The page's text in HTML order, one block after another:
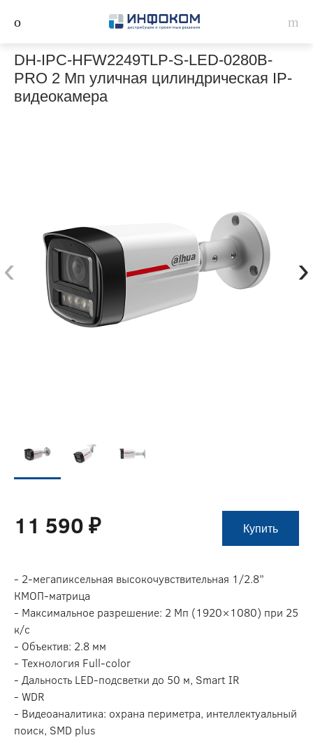
DH-IPC-HFW2249TLP-S-LED-0280B-
PRO 2 Мп уличная цилиндрическая IP-
видеокамера
‹ ›
11 590 ₽ Купить
- 2-мегапиксельная высокочувствительная 1/2.8”
КМОП-матрица
- Максимальное разрешение: 2 Мп (1920×1080) при 25
к/с
- Объектив: 2.8 мм
- Технология Full-color
- Дальность LED-подсветки до 50 м, Smart IR
- WDR
- Видеоаналитика: охрана периметра, интеллектуальный
поиск, SMD plus